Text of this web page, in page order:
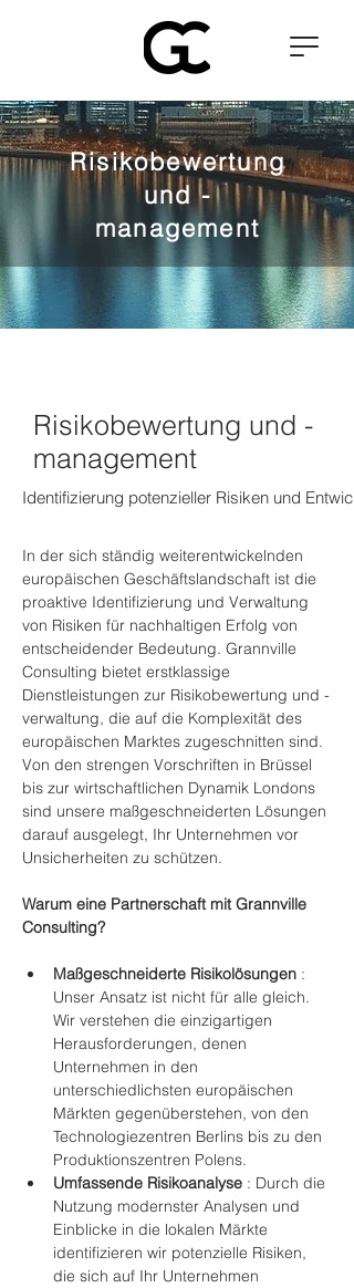
Risikobewertung
und -
management
Risikobewertung und -
management
Identifizierung potenzieller Risiken und
In der sich ständig weiterentwickelnden
europäischen Geschäftslandschaft ist die
proaktive Identifizierung und Verwaltung
von Risiken für nachhaltigen Erfolg von
entscheidender Bedeutung. Grannville
Consulting bietet erstklassige
Dienstleistungen zur Risikobewertung und -
verwaltung, die auf die Komplexität des
europäischen Marktes zugeschnitten sind.
Von den strengen Vorschriften in Brüssel
bis zur wirtschaftlichen Dynamik Londons
sind unsere maßgeschneiderten Lösungen
darauf ausgelegt, Ihr Unternehmen vor
Unsicherheiten zu schützen.
Warum eine Partnerschaft mit Grannville
Consulting?
Maßgeschneiderte Risikolösungen :
Unser Ansatz ist nicht für alle gleich.
Wir verstehen die einzigartigen
Herausforderungen, denen
Unternehmen in den
unterschiedlichsten europäischen
Märkten gegenüberstehen, von den
Technologiezentren Berlins bis zu den
Produktionszentren Polens.
Umfassende Risikoanalyse : Durch die
Nutzung modernster Analysen und
Einblicke in die lokalen Märkte
identifizieren wir potenzielle Risiken,
die sich auf Ihr Unternehmen